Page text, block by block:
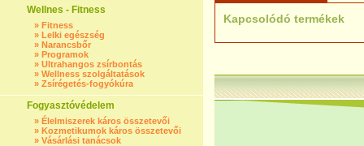
Wellnes - Fitness
» Fitness
» Lelki egészség
» Narancsbőr
» Programok
» Ultrahangos zsírbontás
» Wellness szolgáltatások
» Zsírégetés-fogyókúra
Fogyasztóvédelem
» Élelmiszerek káros összetevői
» Kozmetikumok káros összetevői
» Vásárlási tanácsok
Kapcsolódó termékek